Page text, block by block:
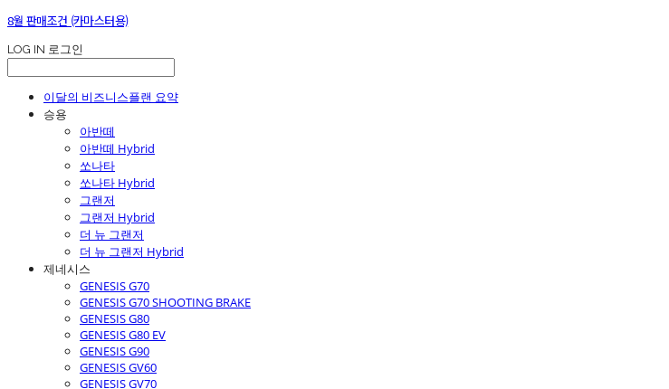
8월 판매조건 (카마스터용)
LOG IN 로그인
이달의 비즈니스플랜 요약
승용
아반떼
아반떼 Hybrid
쏘나타
쏘나타 Hybrid
그랜저
그랜저 Hybrid
더 뉴 그랜저
더 뉴 그랜저 Hybrid
제네시스
GENESIS G70
GENESIS G70 SHOOTING BRAKE
GENESIS G80
GENESIS G80 EV
GENESIS G90
GENESIS GV60
GENESIS GV70